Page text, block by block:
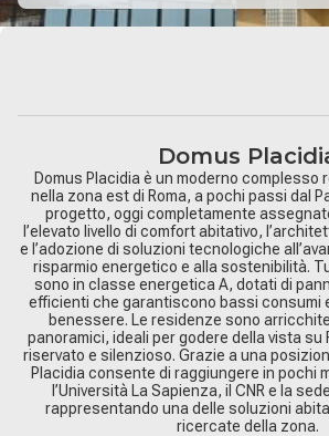
Domus
Domus Placidia è un moderno complesso
nella zona est di Roma, a pochi passi dal
progetto, oggi completamente
l’elevato livello di comfort abitativo,
e l’adozione di soluzioni tecnologiche
risparmio energetico e alla sostenibilità.
sono in classe energetica A, dotati di
efficienti che garantiscono bassi consumi
benessere. Le residenze sono
panoramici, ideali per godere della vista su
riservato e silenzioso. Grazie a una
Placidia consente di raggiungere in pochi
l’Università La Sapienza, il CNR e la
rappresentando una delle soluzioni
ricercate della zona.